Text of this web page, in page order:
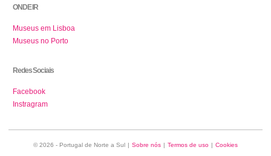
ONDE IR
Museus em Lisboa
Museus no Porto
Redes Sociais
Facebook
Instragram
© 2026 - Portugal de Norte a Sul | Sobre nós | Termos de uso | Cookies